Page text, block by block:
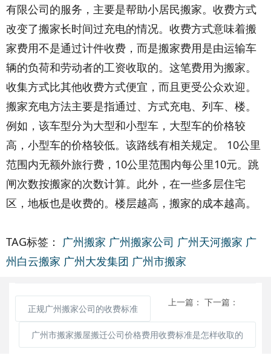
有限公司的服务，主要是帮助小居民搬家。收费方式
改变了搬家长时间过充电的情况。收费方式意味着搬
家费用不是通过计件收费，而是搬家费用是由运输车
辆的负荷和劳动者的工资收取的。这笔费用为搬家。
收集方式比其他收费方式便宜，而且更受公众欢迎。
搬家充电方法主要是指通过、方式充电、列车、楼。
例如，该车型分为大型和小型车，大型车的价格较
高，小型车的价格较低。该路线有相关规定。 10公里
范围内无额外旅行费，10公里范围内每公里10元。跳
闸次数按搬家的次数计算。此外，在一些多层住宅
区，地板也是收费的。楼层越高，搬家的成本越高。
TAG标签： 广州搬家 广州搬家公司 广州天河搬家 广
州白云搬家 广州大发集团 广州市搬家
上一篇：
正规广州搬家公司的收费标准
下一篇：
广州市搬家搬屋搬迁公司价格费用收费标准是怎样收取的